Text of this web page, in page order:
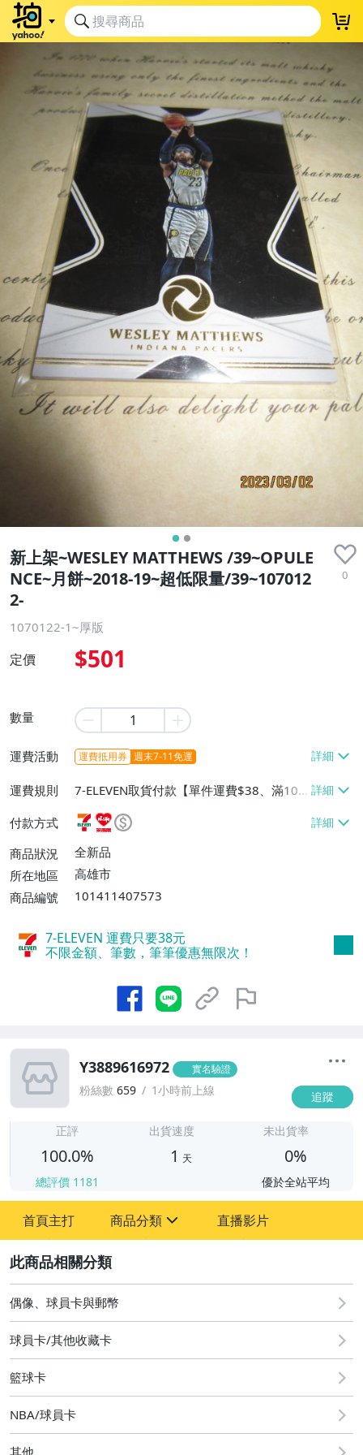
新上架~WESLEY MATTHEWS /39~OPULE
NCE~月餅~2018-19~超低限量/39~107012
2-
0
1070122-1~厚版
定價 $501
數量
運費活動 運費抵用券 週末7-11免運
運費規則
7-ELEVEN取貨付款【單件運費$38、滿100
件或消費滿$1000000免運費】、7-ELEVEN
取貨不付款【單件運費$38】、萊爾富取貨
付款【單件運費$60、滿50件或消費滿$30
0000免運費】、郵局掛號【單件運費$50、
付款方式
商品狀況
全新品
所在地區
高雄市
商品編號
101411407573
7-ELEVEN 運費只要38元
不限金額、筆數，筆筆優惠無限次！
Y3889616972 實名驗證
粉絲數 659 1小時前上線 追蹤
正評
100.0%
總評價 1181
出貨速度
1 天
未出貨率
0%
優於全站平均
首頁主打 商品分類
偶像、球員卡與郵幣
直播影片
偶像、球員卡與郵幣
球員卡/其他收藏卡
籃球卡
NBA/球員卡
其他